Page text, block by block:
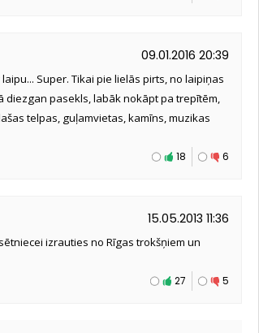
09.01.2016 20:39
Super. Tikai pie lielās pirts, no laipiņas
pasekls, labāk nokāpt pa trepītēm,
telpas, guļamvietas, kamīns, muzikas
6
18
15.05.2013 11:36
izrauties no Rīgas trokšņiem un
5
27